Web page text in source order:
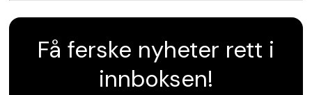
Få ferske nyheter rett i
innboksen!